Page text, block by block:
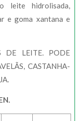
leite hidrolisada,
e goma xantana e
DE LEITE. PODE
CASTANHA-